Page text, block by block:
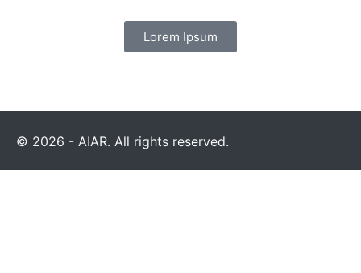
Lorem Ipsum
© 2026 - AIAR. All rights reserved.